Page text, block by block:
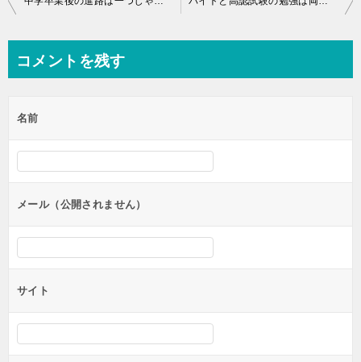
ビ
ー
シ
ン
コメントを残す
名前
メール（公開されません）
サイト